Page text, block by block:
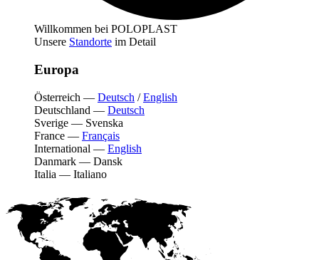
Willkommen bei POLOPLAST
Unsere Standorte im Detail
Europa
Österreich — Deutsch /English
Deutschland — Deutsch
Sverige — Svenska
France — Français
International — English
Danmark — Dansk
Italia — Italiano